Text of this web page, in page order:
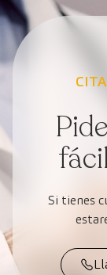
Si tienes